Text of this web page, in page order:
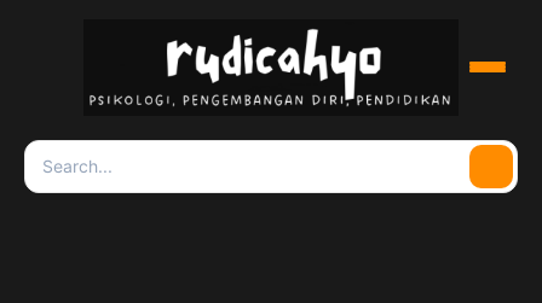
Menu
Search
for: